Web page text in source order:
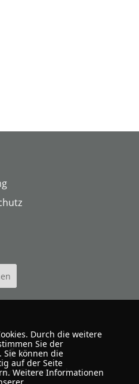
Dortmund
Durch die weitere
Sie der
Sie können die
auf der Seite
Weitere Informationen